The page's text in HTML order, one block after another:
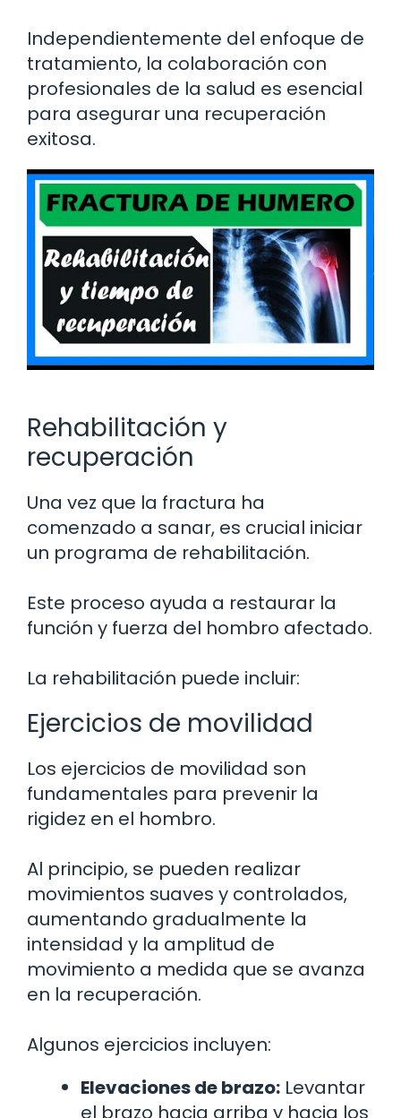
Independientemente del enfoque de
tratamiento, la colaboración con
profesionales de la salud es esencial
para asegurar una recuperación
exitosa.
Rehabilitación y
recuperación
Una vez que la fractura ha
comenzado a sanar, es crucial iniciar
un programa de rehabilitación.
Este proceso ayuda a restaurar la
función y fuerza del hombro afectado.
La rehabilitación puede incluir:
Ejercicios de movilidad
Los ejercicios de movilidad son
fundamentales para prevenir la
rigidez en el hombro.
Al principio, se pueden realizar
movimientos suaves y controlados,
aumentando gradualmente la
intensidad y la amplitud de
movimiento a medida que se avanza
en la recuperación.
Algunos ejercicios incluyen:
Elevaciones de brazo: Levantar
el brazo hacia arriba y hacia los